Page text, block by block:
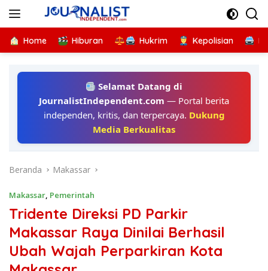
Home Hiburan Hukrim Kepolisian
Selamat Datang di
JournalistIndependent.com — Portal berita
independen, kritis, dan terpercaya. Dukung
Media Berkualitas
Beranda Makassar
Makassar, Pemerintah
Tridente Direksi PD Parkir
Makassar Raya Dinilai Berhasil
Ubah Wajah Perparkiran Kota